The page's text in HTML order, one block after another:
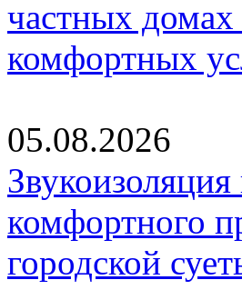
частных
комфортных
05.08.2026
комфортного
городской